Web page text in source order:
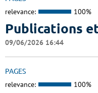
relevance: 100%
Publications
09/06/2026 16:44
PAGES
relevance: 100%